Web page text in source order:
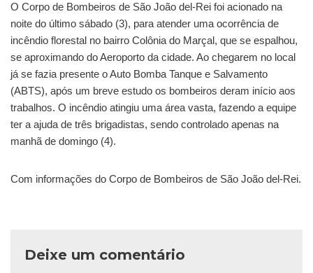
O Corpo de Bombeiros de São João del-Rei foi acionado na
noite do último sábado (3), para atender uma ocorrência de
incêndio florestal no bairro Colônia do Marçal, que se espalhou,
se aproximando do Aeroporto da cidade. Ao chegarem no local
já se fazia presente o Auto Bomba Tanque e Salvamento
(ABTS), após um breve estudo os bombeiros deram início aos
trabalhos. O incêndio atingiu uma área vasta, fazendo a equipe
ter a ajuda de três brigadistas, sendo controlado apenas na
manhã de domingo (4).
Com informações do Corpo de Bombeiros de São João del-Rei.
Deixe um comentário